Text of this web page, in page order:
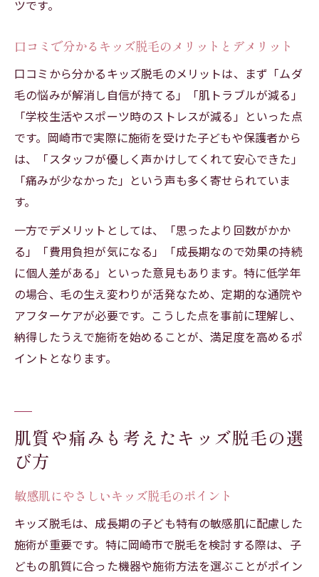
ツです。
口コミで分かるキッズ脱毛のメリットとデメリット
口コミから分かるキッズ脱毛のメリットは、まず「ムダ
毛の悩みが解消し自信が持てる」「肌トラブルが減る」
「学校生活やスポーツ時のストレスが減る」といった点
です。岡崎市で実際に施術を受けた子どもや保護者から
は、「スタッフが優しく声かけしてくれて安心できた」
「痛みが少なかった」という声も多く寄せられていま
す。
一方でデメリットとしては、「思ったより回数がかか
る」「費用負担が気になる」「成長期なので効果の持続
に個人差がある」といった意見もあります。特に低学年
の場合、毛の生え変わりが活発なため、定期的な通院や
アフターケアが必要です。こうした点を事前に理解し、
納得したうえで施術を始めることが、満足度を高めるポ
イントとなります。
肌質や痛みも考えたキッズ脱毛の選
び方
敏感肌にやさしいキッズ脱毛のポイント
キッズ脱毛は、成長期の子ども特有の敏感肌に配慮した
施術が重要です。特に岡崎市で脱毛を検討する際は、子
どもの肌質に合った機器や施術方法を選ぶことがポイン